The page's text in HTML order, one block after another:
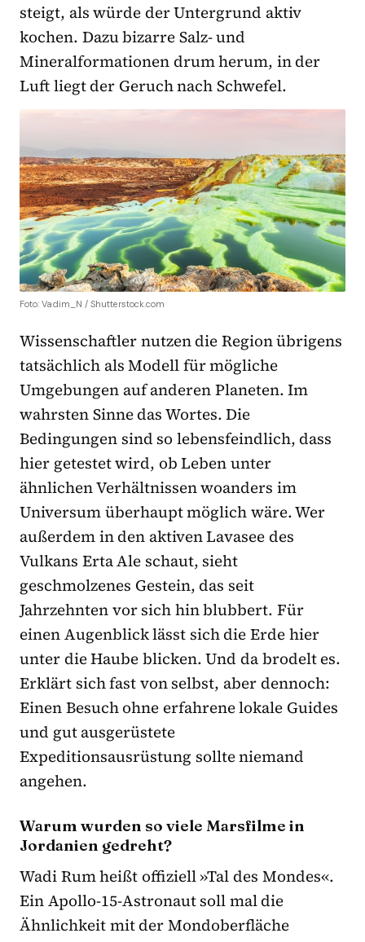
steigt, als würde der Untergrund aktiv
kochen. Dazu bizarre Salz- und
Mineralformationen drum herum, in der
Luft liegt der Geruch nach Schwefel.
Foto: Vadim_N / Shutterstock.com
Wissenschaftler nutzen die Region übrigens
tatsächlich als Modell für mögliche
Umgebungen auf anderen Planeten. Im
wahrsten Sinne das Wortes. Die
Bedingungen sind so lebensfeindlich, dass
hier getestet wird, ob Leben unter
ähnlichen Verhältnissen woanders im
Universum überhaupt möglich wäre. Wer
außerdem in den aktiven Lavasee des
Vulkans Erta Ale schaut, sieht
geschmolzenes Gestein, das seit
Jahrzehnten vor sich hin blubbert. Für
einen Augenblick lässt sich die Erde hier
unter die Haube blicken. Und da brodelt es.
Erklärt sich fast von selbst, aber dennoch:
Einen Besuch ohne erfahrene lokale Guides
und gut ausgerüstete
Expeditionsausrüstung sollte niemand
angehen.
Warum wurden so viele Marsfilme in
Jordanien gedreht?
Wadi Rum heißt offiziell »Tal des Mondes«.
Ein Apollo-15-Astronaut soll mal die
Ähnlichkeit mit der Mondoberfläche